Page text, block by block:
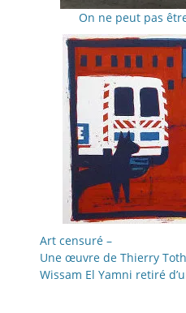
On ne peut pas
Art censuré –
Une œuvre de Thierry
Wissam El Yamni retiré